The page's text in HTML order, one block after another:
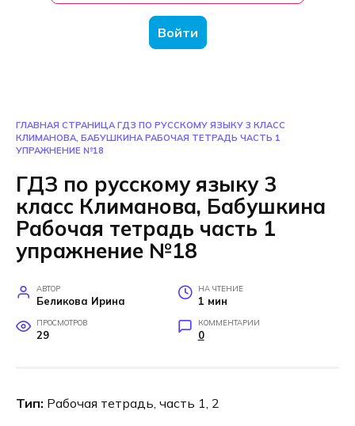
Войти
ГЛАВНАЯ СТРАНИЦА ГДЗ ПО РУССКОМУ ЯЗЫКУ 3 КЛАСС
КЛИМАНОВА, БАБУШКИНА РАБОЧАЯ ТЕТРАДЬ ЧАСТЬ 1
УПРАЖНЕНИЕ №18
ГДЗ по русскому языку 3
класс Климанова, Бабушкина
Рабочая тетрадь часть 1
упражнение №18
АВТОР
Беликова Ирина
НА ЧТЕНИЕ
1 мин
ПРОСМОТРОВ
29
КОММЕНТАРИИ
0
Тип: Рабочая тетрадь, часть 1, 2